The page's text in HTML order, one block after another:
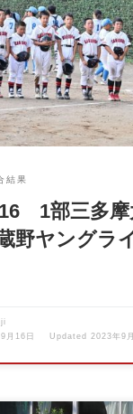
摩大会VS武蔵野ヤン
結果
1部三多摩
野ヤングラ
月16日 Updated 2023年9